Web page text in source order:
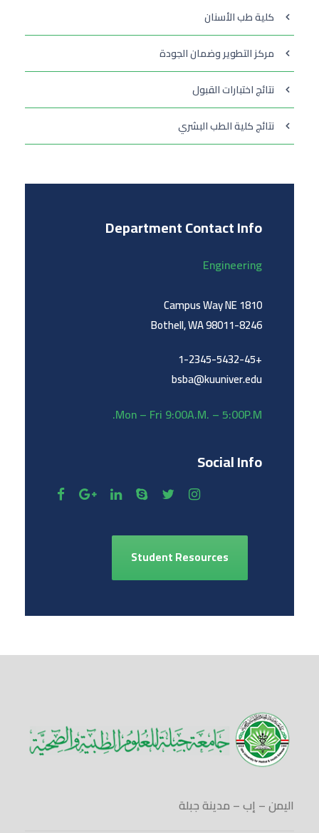
كلية طب الأسنان
مركز التطوير وضمان الجودة
نتائج اختبارات القبول
نتائج كلية الطب البشري
Department Contact Info
Engineering
1810 Campus Way NE
Bothell, WA 98011-8246
+1-2345-5432-45
bsba@kuuniver.edu
Mon – Fri 9:00A.M. – 5:00P.M.
Social Info
Student Resources
اليمن – إب – مدينة جبلة